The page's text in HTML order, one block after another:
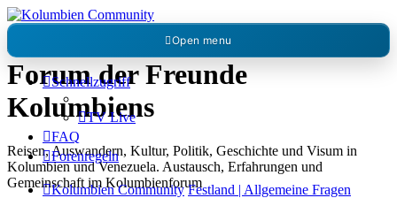
Kolumbienforum - Das grosse
Forum der Freunde
Kolumbiens
Reisen, Auswandern, Kultur, Politik, Geschichte und Visum in
Kolumbien und Venezuela. Austausch, Erfahrungen und
Gemeinschaft im Kolumbienforum
Open menu
Schnellzugriff
TV Live
FAQ
Forenregeln
Kolumbien Community Festland | Allgemeine Fragen